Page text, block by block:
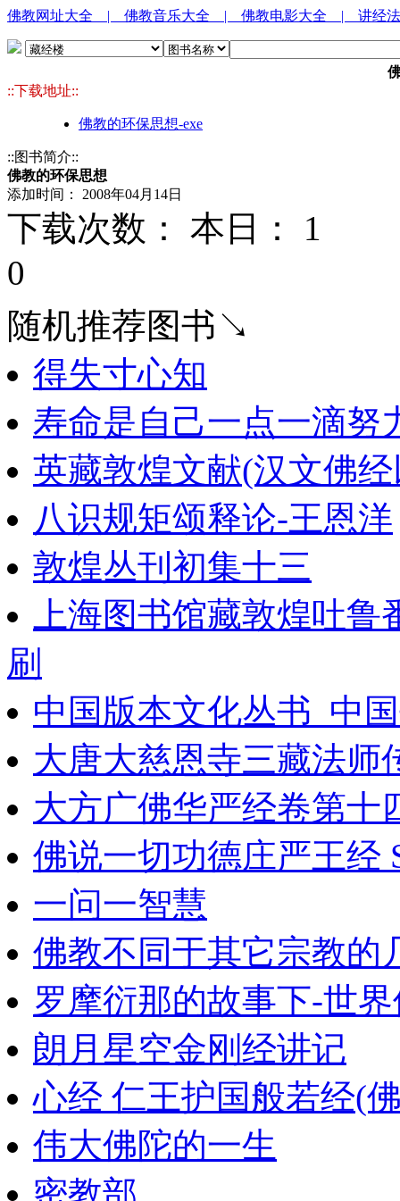
佛教网址大全 | 佛教音乐大全 | 佛教电影大全 | 讲经
::下载地址::
佛教的环保思想-exe
::图书简介::
佛教的环保思想
添加时间： 2008年04月14日
下载次数： 本日： 1
0
随机推荐图书↘
得失寸心知
寿命是自己一点一滴努
英藏敦煌文献(汉文佛
八识规矩颂释论-王恩洋
敦煌丛刊初集十三
上海图书馆藏敦煌吐
刷
中国版本文化丛书_中
大唐大慈恩寺三藏法师
大方广佛华严经卷第十
佛说一切功德庄严王经
一问一智慧
佛教不同于其它宗教的
罗摩衍那的故事下-世
朗月星空金刚经讲记
心经 仁王护国般若经(
伟大佛陀的一生